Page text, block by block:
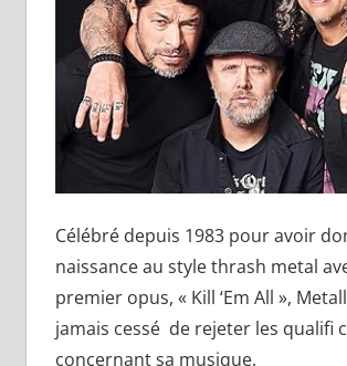
Célébré depuis 1983 pour avoir
naissance au style thrash metal
premier opus, « Kill ‘Em All »,
jamais cessé de rejeter les qualifi
concernant sa musique.